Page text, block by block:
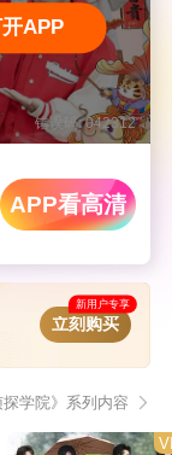
APP
错误码: 042312
APP看高清
新用户专享
立刻购买
学院》系列内容